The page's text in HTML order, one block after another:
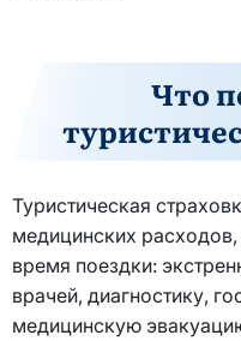
Что
Туристическая
медицинских
время поездки:
врачей, диагностику,
медицинскую